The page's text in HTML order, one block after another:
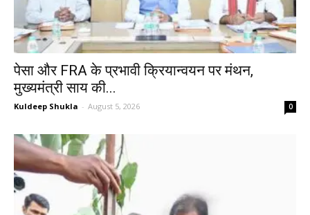
पेसा और FRA के प्रभावी क्रियान्वयन पर मंथन,
मुख्यमंत्री साय की...
Kuldeep Shukla - August 5, 2026 0